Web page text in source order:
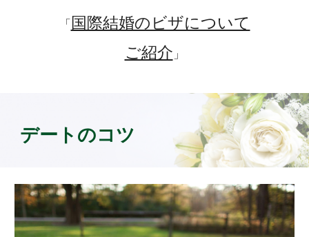
「国際結婚のビザについて
ご紹介 」
デートのコツ